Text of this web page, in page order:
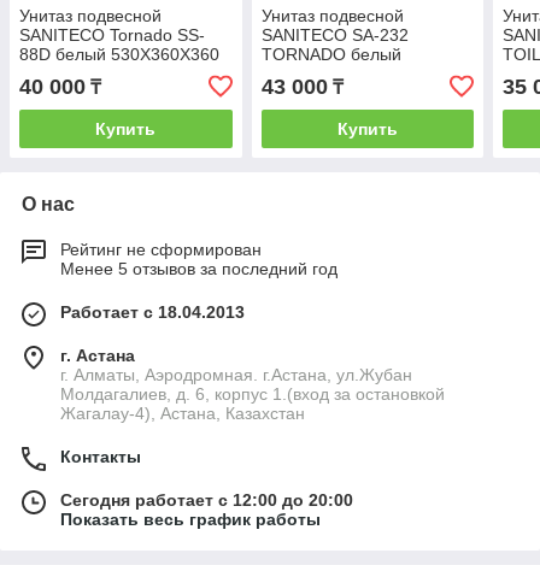
Унитаз подвесной
SANITECO Tornado SS-
88D белый 530X360X360
40 000 ₸
Купить
Унитаз подвесной
SANITECO SA-232
TORNADO белый
490x360x350
43 000₸
Купить
35
О нас
Рейтинг не сформирован
Менее 5 отзывов за последний год
Работает с 18.04.2013
г. Астана
г. Алматы, Аэродромная. г.Астана, ул.Жубан
Молдагалиев, д. 6, корпус 1.(вход за остановкой
Жагалау-4), Астана, Казахстан
Контакты
Сегодня работает с 12:00 до 20:00
Показать весь график работы